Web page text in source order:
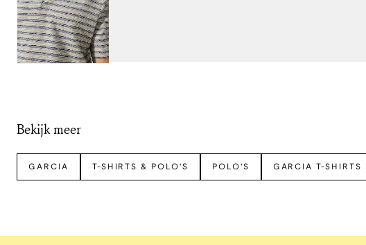
Bekijk meer
GARCIA T-SHIRTS & POLO'S POLO'S GARCIA T-SHIRTS